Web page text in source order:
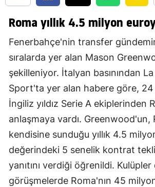
Roma yıllık 4.5 milyon
Fenerbahçe'nin transfer
sıralarda yer alan Mason
şekilleniyor. İtalyan basınından
Sport'ta yer alan habere göre, 24
İngiliz yıldız Serie A ekiplerinden
anlaşmaya vardı. Greenwood'un,
kendisine sunduğu yıllık 4.5
değerindeki 5 senelik kontrat
yanıtını verdiği öğrenildi.
görüşmelerde Roma'nın 45